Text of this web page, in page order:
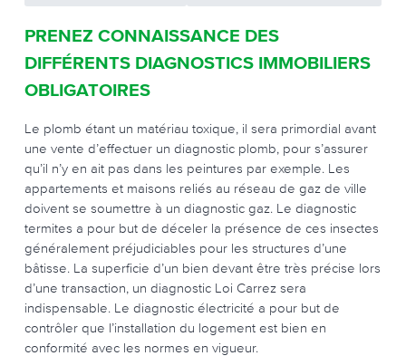
PRENEZ CONNAISSANCE DES
DIFFÉRENTS DIAGNOSTICS IMMOBILIERS
OBLIGATOIRES
Le plomb étant un matériau toxique, il sera primordial avant
une vente d’effectuer un diagnostic plomb, pour s’assurer
qu’il n’y en ait pas dans les peintures par exemple. Les
appartements et maisons reliés au réseau de gaz de ville
doivent se soumettre à un diagnostic gaz. Le diagnostic
termites a pour but de déceler la présence de ces insectes
généralement préjudiciables pour les structures d’une
bâtisse. La superficie d’un bien devant être très précise lors
d’une transaction, un diagnostic Loi Carrez sera
indispensable. Le diagnostic électricité a pour but de
contrôler que l’installation du logement est bien en
conformité avec les normes en vigueur.